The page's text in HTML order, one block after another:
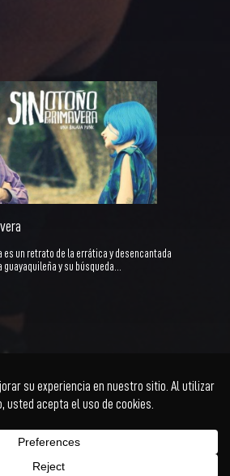
es un retrato de la errática y desencantada
y su búsqueda…
Facebook
Twitter
Instagram
YouTube
| Power BuyKadabra